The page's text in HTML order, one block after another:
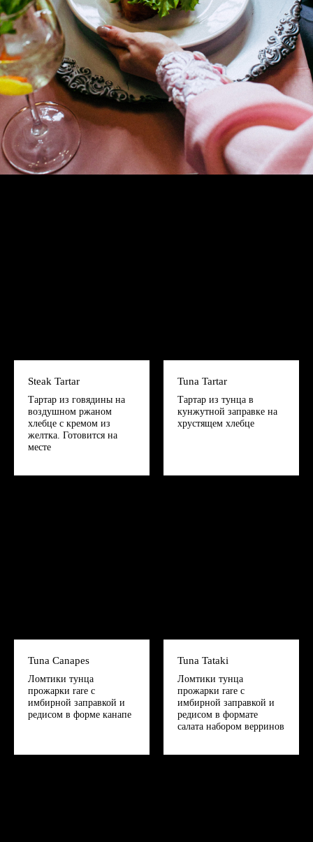
Steak Tartar
Тартар из говядины на
воздушном ржаном
хлебце с кремом из
желтка. Готовится на
месте
Tuna Tartar
Тартар из тунца в
кунжутной заправке на
хрустящем хлебце
Tuna Canapes
Ломтики тунца
прожарки rare с
имбирной заправкой и
редисом в форме канапе
Tuna Tataki
Ломтики тунца
прожарки rare с
имбирной заправкой и
редисом в формате
салата набором верринов